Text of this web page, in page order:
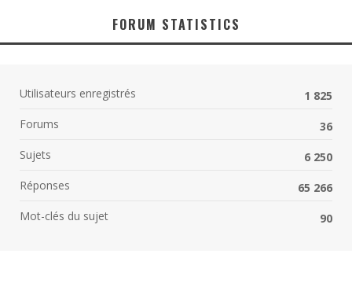
FORUM STATISTICS
Utilisateurs enregistrés
1 825
Forums
36
Sujets
6 250
Réponses
65 266
Mot-clés du sujet
90